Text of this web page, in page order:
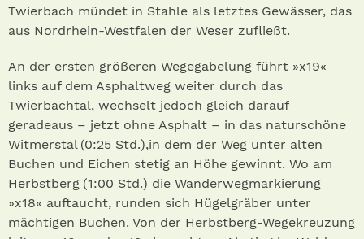
Twierbach mündet in Stahle als letztes Gewässer, das
aus Nordrhein-Westfalen der Weser zufließt.
An der ersten größeren Wegegabelung führt »x19«
links auf dem Asphaltweg weiter durch das
Twierbachtal, wechselt jedoch gleich darauf
geradeaus – jetzt ohne Asphalt – in das naturschöne
Witmerstal (0:25 Std.) ,in dem der Weg unter alten
Buchen und Eichen stetig an Höhe gewinnt. Wo am
Herbstberg (1:00 Std.) die Wanderwegmarkierung
»x18« auftaucht, runden sich Hügelgräber unter
mächtigen Buchen. Von der Herbstberg-Wegekreuzung